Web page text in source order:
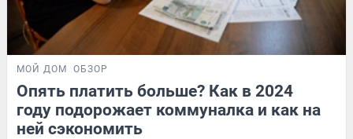
МОЙ ДОМ ОБЗОР
Опять платить больше? Как в 2024
году подорожает коммуналка и как на
ней сэкономить